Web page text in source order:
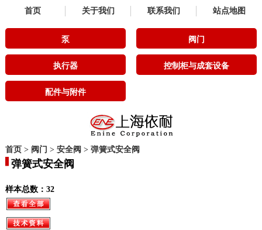
首页 关于我们 联系我们 站点地图
泵 阀门
执行器 控制柜与成套设备
配件与附件
首页> 阀门 > 安全阀 > 弹簧式安全阀
弹簧式安全阀
样本总数：32